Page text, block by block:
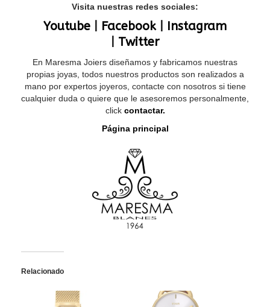
Visita nuestras redes sociales:
Youtube Facebook| Instagram
Twitter
En Maresma Joiers diseñamos y fabricamos nuestras
propias joyas, todos nuestros productos son realizados a
mano por expertos joyeros, contacte con nosotros si tiene
cualquier duda o quiere que le asesoremos personalmente,
clickcontactar.
Página principal
Relacionado